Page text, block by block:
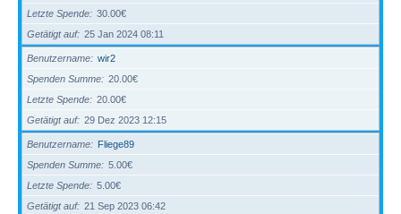
Letzte Spende
30.00€
Getätigt auf
25 Jan 2024 08:11
Benutzername
wir2
Spenden Summe
20.00€
Letzte Spende
20.00€
Getätigt auf
29 Dez 2023 12:15
Benutzername
Fliege89
Spenden Summe
5.00€
Letzte Spende
5.00€
Getätigt auf
21 Sep 2023 06:42